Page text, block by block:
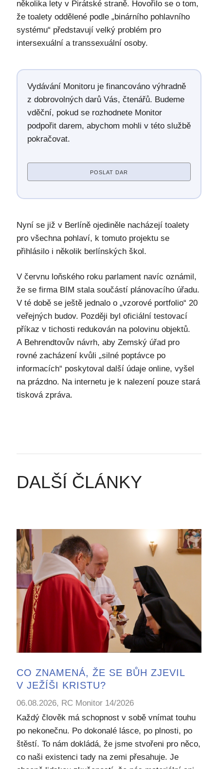
několika lety v Pirátské straně. Hovořilo se o tom,
že toalety oddělené podle „binárního pohlavního
systému“ představují velký problém pro
intersexuální a transsexuální osoby.
Vydávání Monitoru je financováno výhradně
z dobrovolných darů Vás, čtenářů. Budeme
vděční, pokud se rozhodnete Monitor
podpořit darem, abychom mohli v této službě
pokračovat.
POSLAT DAR
Nyní se již v Berlíně ojediněle nacházejí toalety
pro všechna pohlaví, k tomuto projektu se
přihlásilo i několik berlínských škol.
V červnu loňského roku parlament navíc oznámil,
že se firma BIM stala součástí plánovacího úřadu.
V té době se ještě jednalo o „vzorové portfolio“ 20
veřejných budov. Později byl oficiální testovací
příkaz v tichosti redukován na polovinu objektů.
A Behrendtovův návrh, aby Zemský úřad pro
rovné zacházení kvůli „silné poptávce po
informacích“ poskytoval další údaje online, vyšel
na prázdno. Na internetu je k nalezení pouze stará
tisková zpráva.
DALŠÍ ČLÁNKY
CO ZNAMENÁ, ŽE SE BŮH ZJEVIL
V JEŽÍŠI KRISTU?
06.08.2026, RC Monitor 14/2026
Každý člověk má schopnost v sobě vnímat touhu
po nekonečnu. Po dokonalé lásce, po plnosti, po
štěstí. To nám dokládá, že jsme stvořeni pro něco,
co naši existenci tady na zemi přesahuje. Je